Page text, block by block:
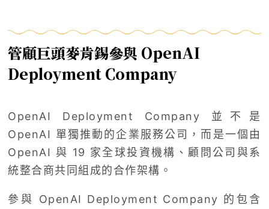
管顧巨頭麥肯錫參與 OpenAI
Deployment Company
OpenAI Deployment Company 並不是
OpenAI 單獨推動的企業服務公司，而是一個由
OpenAI 與 19 家全球投資機構、顧問公司與系
統整合商共同組成的合作架構。
參與 OpenAI Deployment Company 的包含